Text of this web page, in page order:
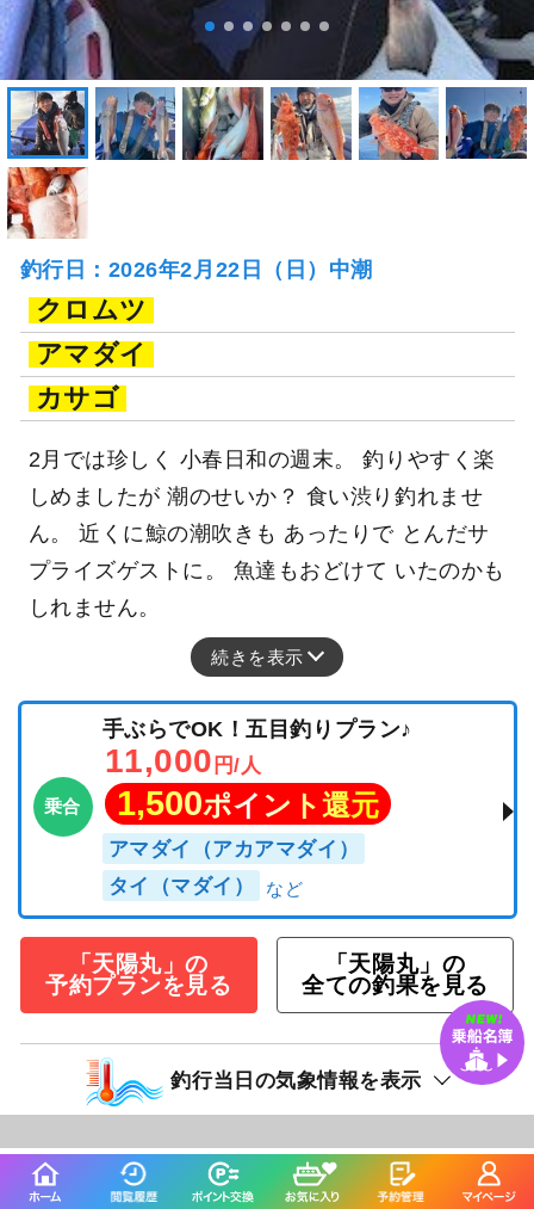
釣行日：2026年2月22日（日）中潮
クロムツ
アマダイ
カサゴ
2月では珍しく 小春日和の週末。 釣りやすく楽
しめましたが 潮のせいか？ 食い渋り釣れませ
ん。 近くに鯨の潮吹きも あったりで とんだサ
プライズゲストに。 魚達もおどけて いたのかも
しれません。
続きを表示
乗合
手ぶらでOK！五目釣りプラン♪
11,000 円/人
1,500ポイント還元
アマダイ（アカアマダイ）
タイ（マダイ）
「天陽丸」の
予約プランを見る
「天陽丸」の
全ての釣果を見る
釣行当日の気象情報を表示
安菜丸 166日前